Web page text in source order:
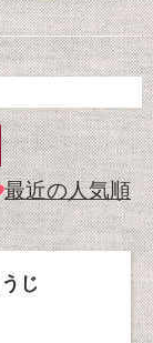
最近の人気順
じ